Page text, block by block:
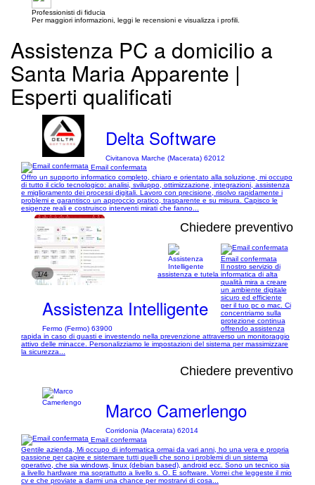
Professionisti di fiducia
Per maggiori informazioni, leggi le recensioni e visualizza i profili.
Assistenza PC a domicilio a
Santa Maria Apparente |
Esperti qualificati
Delta Software
Civitanova Marche (Macerata) 62012
Email confermata
Offro un supporto informatico completo, chiaro e orientato alla soluzione, mi occupo
di tutto il ciclo tecnologico: analisi, sviluppo, ottimizzazione, integrazioni, assistenza
e miglioramento dei processi digitali. Lavoro con precisione, risolvo rapidamente i
problemi e garantisco un approccio pratico, trasparente e su misura. Capisco le
esigenze reali e costruisco interventi mirati che fanno...
1/4
Chiedere preventivo
Assistenza Intelligente
Fermo (Fermo) 63900
Email confermata
Il nostro servizio di
assistenza e tutela informatica di alta
qualità mira a creare
un ambiente digitale
sicuro ed efficiente
per il tuo pc o mac. Ci
concentriamo sulla
protezione continua
offrendo assistenza
rapida in caso di guasti e investendo nella prevenzione attraverso un monitoraggio
attivo delle minacce. Personalizziamo le impostazioni del sistema per massimizzare
la sicurezza...
Chiedere preventivo
Marco Camerlengo
Corridonia (Macerata) 62014
Email confermata
Gentile azienda, Mi occupo di informatica ormai da vari anni, ho una vera e propria
passione per capire e sistemare tutti quelli che sono i problemi di un sistema
operativo, che sia windows, linux (debian based), android ecc. Sono un tecnico sia
a livello hardware ma soprattutto a livello s. O. E software. Vorrei che leggeste il mio
cv e che proviate a darmi una chance per mostrarvi di cosa...